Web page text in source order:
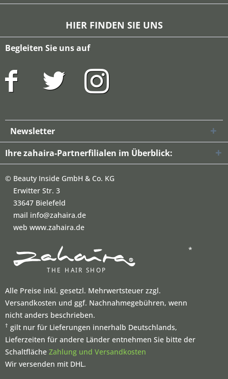
HIER FINDEN SIE UNS
Begleiten Sie uns auf
Newsletter
Ihre zahaira-Partnerfilialen im Überblick:
© Beauty Inside GmbH & Co. KG
Erwitter Str. 3
33647 Bielefeld
mail info@zahaira.de
web www.zahaira.de
*
Alle Preise inkl. gesetzl. Mehrwertsteuer zzgl.
Versandkosten und ggf. Nachnahmegebühren, wenn
nicht anders beschrieben.
† gilt nur für Lieferungen innerhalb Deutschlands,
Lieferzeiten für andere Länder entnehmen Sie bitte der
Schaltfläche Zahlung und Versandkosten
Wir versenden mit DHL.